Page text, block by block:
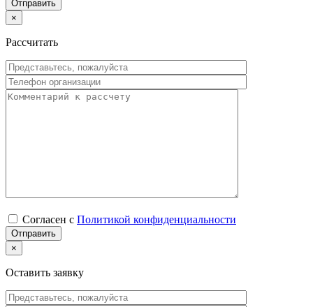
×
Рассчитать
Согласен с Политикой конфиденциальности
×
Оставить заявку